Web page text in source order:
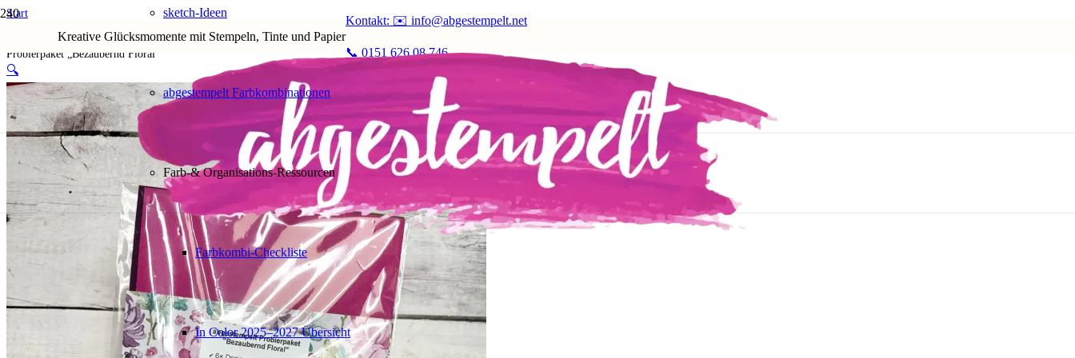
Kreative Glücksmomente mit Stempeln, Tinte und Papier
Kontakt: ✉️ info@abgestempelt.net
📞 0151 626 08 746
sketch-Ideen
abgestempelt Farbkombinationen
Farb-& Organisations-Ressourcen
Farbkombi-Checkliste
In Color 2025–2027 Übersicht
Start
2. Materialpakete
Probierpaket „Bezaubernd Floral“
🔍